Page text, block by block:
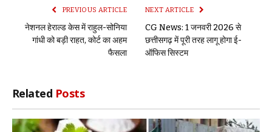
PREVIOUS ARTICLE
नेशनल हेराल्ड केस में राहुल-सोनिया
गांधी को बड़ी राहत, कोर्ट का अहम
फैसला
NEXT ARTICLE
CG News: 1 जनवरी 2026 से
छत्तीसगढ़ में पूरी तरह लागू होगा ई-
ऑफिस सिस्टम
Related Posts